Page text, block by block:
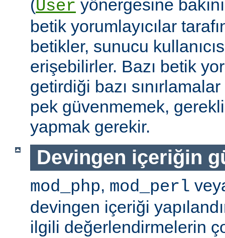
(User yönergesine
betik yorumlayıcılar
betikler, sunucu
erişebilirler. Bazı betik
getirdiği bazı
pek güvenmemek,
yapmak gerekir.
Devingen içeriğin
mod_php, mod_perl
devingen içeriği
ilgili değerlendirmelerin